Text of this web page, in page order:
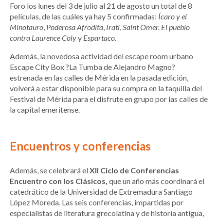
Foro los lunes del 3 de julio al 21 de agosto un total de 8
películas, de las cuáles ya hay 5 confirmadas: Ícaro y el
Minotauro Poderosa Afrodita Irati Saint Omer. El pueblo
contra Laurence Colyy Espartaco
Además, la novedosa actividad del escape room urbano
Escape City Box ?La Tumba de Alejandro Magno?
estrenada en las calles de Mérida en la pasada edición,
volverá a estar disponible para su compra en la taquilla del
Festival de Mérida para el disfrute en grupo por las calles de
la capital emeritense.
Encuentros y conferencias
Además, se celebrará elXII Ciclo de Conferencias
Encuentro con los Clásicos, que un año más coordinará el
catedrático de la Universidad de Extremadura Santiago
López Moreda. Las seis conferencias, impartidas por
especialistas de literatura grecolatina y de historia antigua,